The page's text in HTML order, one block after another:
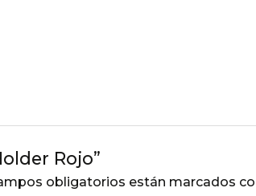
Rojo”
obligatorios están marcados